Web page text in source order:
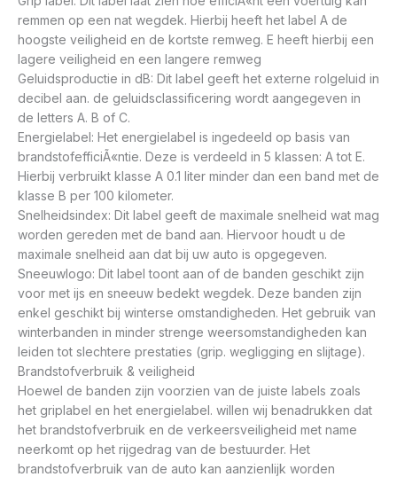
remmen op een nat wegdek. Hierbij heeft het label A de
hoogste veiligheid en de kortste remweg. E heeft hierbij een
lagere veiligheid en een langere remweg
Geluidsproductie in dB: Dit label geeft het externe rolgeluid in
decibel aan. de geluidsclassificering wordt aangegeven in
de letters A. B of C.
Energielabel: Het energielabel is ingedeeld op basis van
brandstofefficiÃ«ntie. Deze is verdeeld in 5 klassen: A tot E.
Hierbij verbruikt klasse A 0.1 liter minder dan een band met de
klasse B per 100 kilometer.
Snelheidsindex: Dit label geeft de maximale snelheid wat mag
worden gereden met de band aan. Hiervoor houdt u de
maximale snelheid aan dat bij uw auto is opgegeven.
Sneeuwlogo: Dit label toont aan of de banden geschikt zijn
voor met ijs en sneeuw bedekt wegdek. Deze banden zijn
enkel geschikt bij winterse omstandigheden. Het gebruik van
winterbanden in minder strenge weersomstandigheden kan
leiden tot slechtere prestaties (grip. wegligging en slijtage).
Brandstofverbruik & veiligheid
Hoewel de banden zijn voorzien van de juiste labels zoals
het griplabel en het energielabel. willen wij benadrukken dat
het brandstofverbruik en de verkeersveiligheid met name
neerkomt op het rijgedrag van de bestuurder. Het
brandstofverbruik van de auto kan aanzienlijk worden